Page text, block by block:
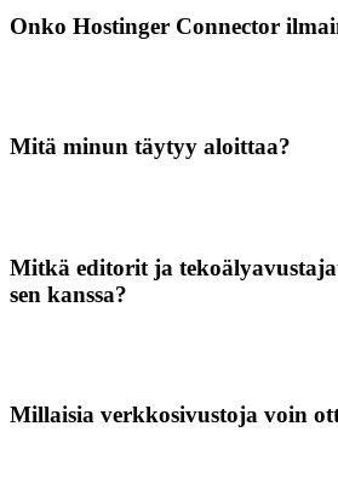
Onko Hostinger Connector
Mitä minun täytyy aloittaa?
Mitkä editorit ja
sen kanssa?
Millaisia verkkosivustoja voin